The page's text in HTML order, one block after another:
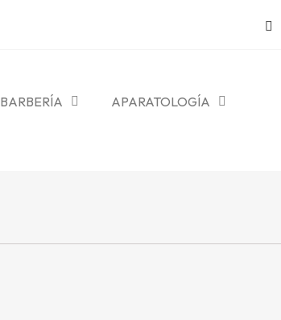
BARBERÍA APARATOLOGÍA